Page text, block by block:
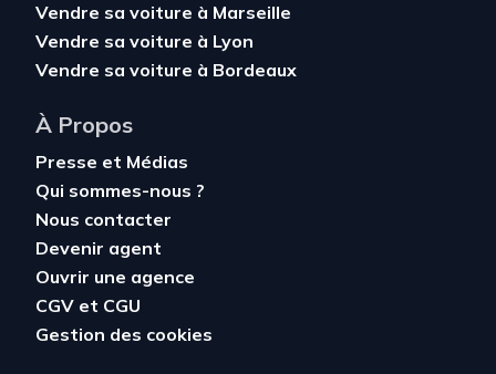
Vendre sa voiture à Marseille
Vendre sa voiture à Lyon
Vendre sa voiture à Bordeaux
À Propos
Presse et Médias
Qui sommes-nous ?
Nous contacter
Devenir agent
Ouvrir une agence
CGV et CGU
Gestion des cookies